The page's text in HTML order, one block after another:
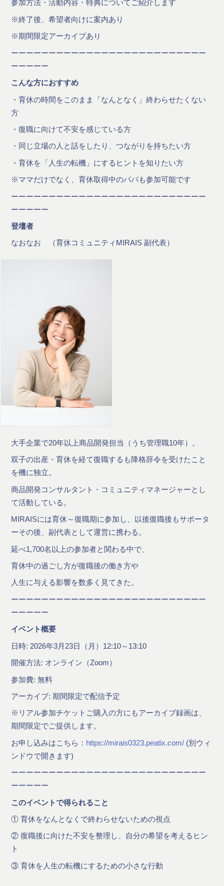
参加方法・活動内容・特典についてご紹介します
※終了後、希望者向けに案内あり
※期間限定アーカイブあり
ーーーーーーーーーーーーーーーーーーーーーーーーーー
ーーーーー
こんな方におすすめ
・育休の時間をこのまま「なんとなく」終わらせたくない
方
・復職に向けて不安を感じている方
・同じ立場の人と話をしたり、つながりを持ちたい方
・育休を「人生の転機」にするヒントを知りたい方
※ママだけでなく、育休取得中のパパも参加可能です
ーーーーーーーーーーーーーーーーーーーーーーーーーー
ーーーーー
登壇者
なおなお （育休コミュニティMIRAIS 副代表）
大手企業で20年以上商品開発担当（うち管理職10年）。
双子の出産・育休を経て復職するも降格辞令を受けたこと
を機に独立。
商品開発コンサルタント・コミュニティマネージャーとし
て活動している。
MIRAISには育休～復職期に参加し、以後復職後もサポータ
ーその後、副代表として運営に携わる。
延べ1,700名以上の参加者と関わる中で、
育休中の過ごし方が復職後の働き方や
人生に与える影響を数多く見てきた。
ーーーーーーーーーーーーーーーーーーーーーーーーーー
ーーーーー
イベント概要
日時: 2026年3月23日（月）12:10～13:10
開催方法: オンライン（Zoom）
参加費: 無料
アーカイブ: 期間限定で配信予定
※リアル参加チケットご購入の方にもアーカイブ録画は、
期間限定でご提供します。
お申し込みはこちら： https://mirais0323.peatix.com/ (別ウィ
ンドウで開きます)
ーーーーーーーーーーーーーーーーーーーーーーーーーー
ーーーーー
このイベントで得られること
① 育休をなんとなくで終わらせないための視点
② 復職後に向けた不安を整理し、自分の希望を考えるヒン
ト
③ 育休を人生の転機にするための小さな行動